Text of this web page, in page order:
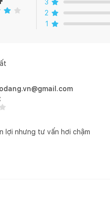
3
2
1
lợi nhưng tư vấn hơi chậm